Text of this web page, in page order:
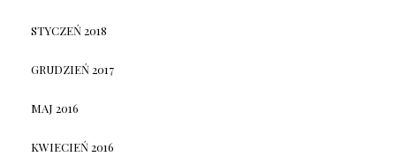
STYCZEŃ 2018
GRUDZIEŃ 2017
MAJ 2016
KWIECIEŃ 2016